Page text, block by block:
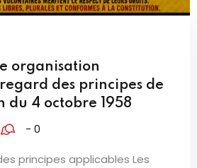
organisation
des principes de
du 4 octobre 1958
- 0
principes applicables Les